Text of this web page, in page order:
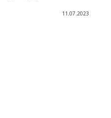
11.07.2023